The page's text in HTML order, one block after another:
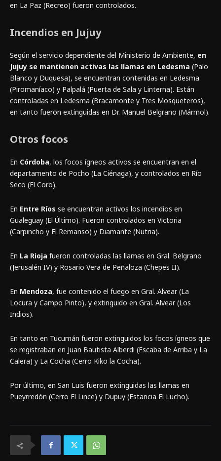
en La Paz (Recreo) fueron controlados.
Incendios en Jujuy
Según el servicio dependiente del Ministerio de Ambiente, en
Jujuy se mantienen activas las llamas en Ledesma (Palo
Blanco y Duquesa), se encuentran contenidas en Ledesma
(Piromaníaco) y Palpalá (Puerta de Sala y Linterna). Están
controladas en Ledesma (Bracamonte y Tres Mosqueteros),
en tanto fueron extinguidas en Dr. Manuel Belgrano (Mármol).
Otros focos
En Córdoba, los focos ígneos activos se encuentran en el
departamento de Pocho (La Ciénaga), y controlados en Río
Seco (El Coro).
En Entre Ríos se encuentran activos los incendios en
Gualeguay (El Último). Fueron controlados en Victoria
(Carpincho y El Remanso) y Diamante (Nutria).
En La Rioja fueron controladas las llamas en Gral. Belgrano
(Jerusalén IV) y Rosario Vera de Peñaloza (Chepes II).
En Mendoza, fue contenido el fuego en Gral. Alvear (La
Locura y Campo Pinto), y extinguido en Gral. Alvear (Los
Indios).
En tanto en Tucumán fueron extinguidos los focos ígneos que
se registraban en Juan Bautista Alberdi (Escaba de Arriba y La
Calera) y La Cocha (Cerro Kiko la Cocha).
Por último, en San Luis fueron extinguidas las llamas en
Pueyrredón (Cerro El Lince) y Dupuy (Estancia El Lucho).